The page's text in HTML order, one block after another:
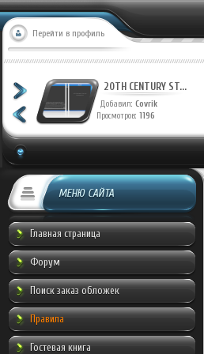
Перейти в профиль
20TH CENTURY ST...
Добавил: Covrik
Просмотров: 1196
МЕНЮ САЙТА
Главная страница
Форум
Поиск заказ обложек
Правила
Гостевая книга